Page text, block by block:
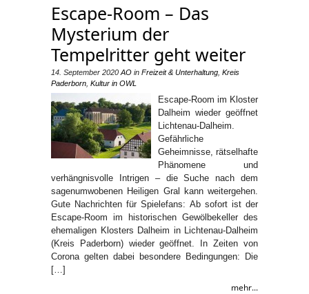
Escape-Room – Das
Mysterium der
Tempelritter geht weiter
14. September 2020 AO in Freizeit & Unterhaltung Kreis
Paderborn Kultur in OWL
Escape-Room im Kloster
Dalheim wieder geöffnet
Lichtenau-Dalheim.
Gefährliche
Geheimnisse, rätselhafte
Phänomene und
verhängnisvolle Intrigen – die Suche nach dem
sagenumwobenen Heiligen Gral kann weitergehen.
Gute Nachrichten für Spielefans: Ab sofort ist der
Escape-Room im historischen Gewölbekeller des
ehemaligen Klosters Dalheim in Lichtenau-Dalheim
(Kreis Paderborn) wieder geöffnet. In Zeiten von
Corona gelten dabei besondere Bedingungen: Die
[…]
mehr...